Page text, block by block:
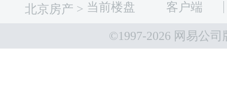
北京房产 > 当前楼盘 客户端
©1997-2026 网易公